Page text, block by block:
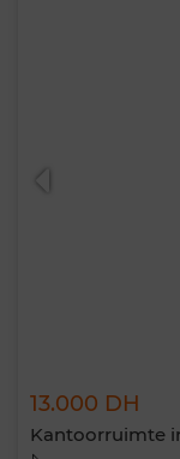
13.000 DH
Kantoorruimte